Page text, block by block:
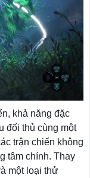
khả năng đặc
đối thủ cùng một
trận chiến không
tâm chính. Thay
một loại thử